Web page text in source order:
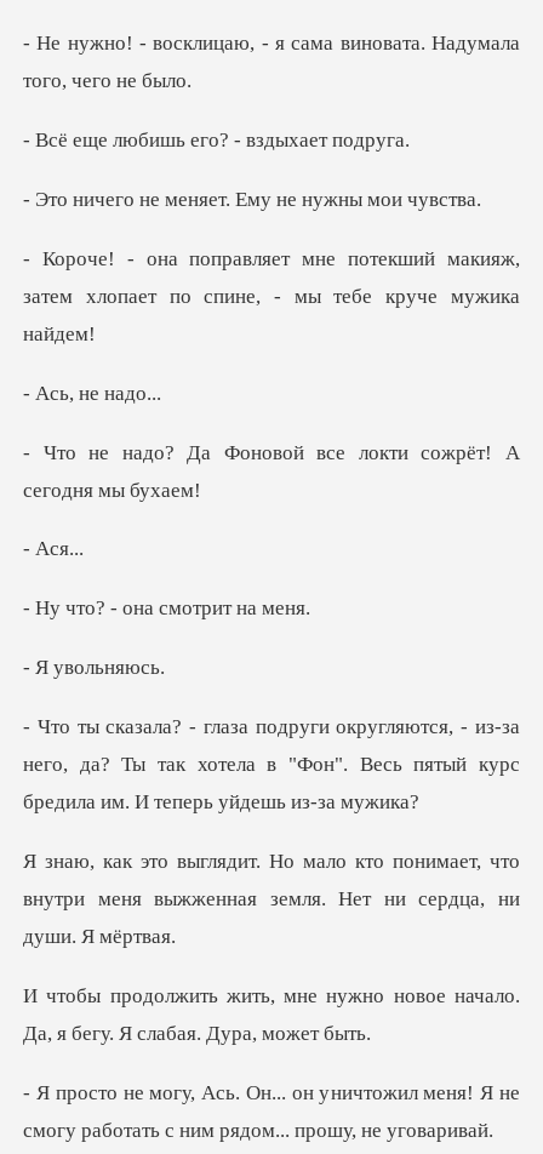
- я сама виновата. Наду
ишь его? - вз
меняет. Ему не н
екший макияж,
затем хлопает по спи
, не
овой все локти сожрёт
Ас
- она смот
вольн
из-за
него, да? Ты так хотела в "Фон". Весь пят
понимает, что
внутри меня выжженная зе
нужно новое начало.
Да, я бег
ничтожил меня! Я не
смогу работать